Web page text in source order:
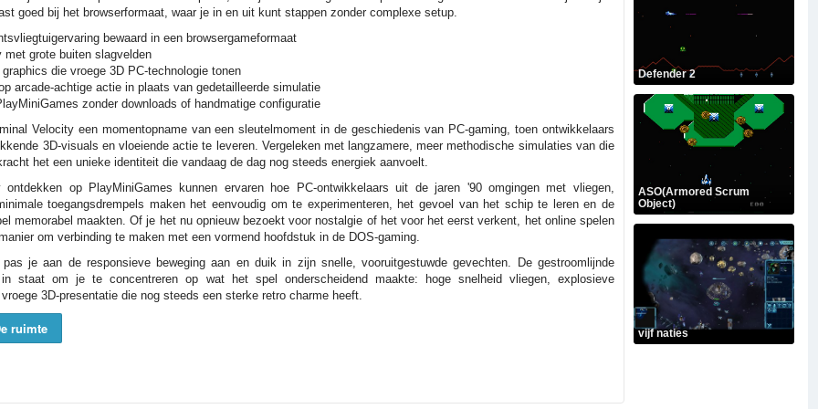
goed bij het browserformaat, waar je in en uit kunt stappen zonder complexe setup.
bewaard in een browsergameformaat
grote buiten slagvelden
die vroege 3D PC-technologie tonen
arcade-achtige actie in plaats van gedetailleerde simulatie
zonder downloads of handmatige configuratie
Velocity een momentopname van een sleutelmoment in de geschiedenis van PC-gaming, toen ontwikkelaars
3D-visuals en vloeiende actie te leveren. Vergeleken met langzamere, meer methodische simulaties van die
het een unieke identiteit die vandaag de dag nog steeds energiek aanvoelt.
op PlayMiniGames kunnen ervaren hoe PC-ontwikkelaars uit de jaren '90 omgingen met vliegen,
toegangsdrempels maken het eenvoudig om te experimenteren, het gevoel van het schip te leren en de
memorabel maakten. Of je het nu opnieuw bezoekt voor nostalgie of het voor het eerst verkent, het online spelen
om verbinding te maken met een vormend hoofdstuk in de DOS-gaming.
je aan de responsieve beweging aan en duik in zijn snelle, vooruitgestuwde gevechten. De gestroomlijnde
staat om je te concentreren op wat het spel onderscheidend maakte: hoge snelheid vliegen, explosieve
3D-presentatie die nog steeds een sterke retro charme heeft.
ruimte
Defender 2
ASO(Armored Scrum
Object)
vijf naties